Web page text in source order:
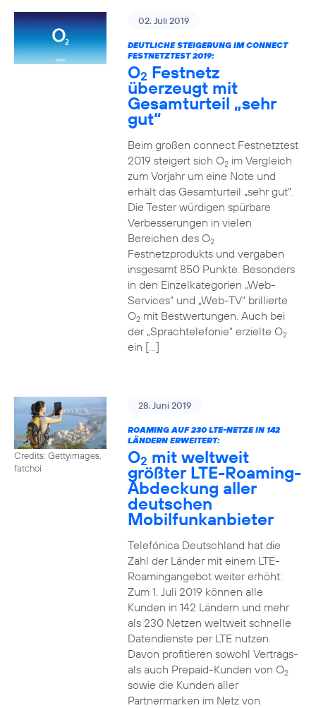
02. Juli 2019
DEUTLICHE STEIGERUNG IM CONNECT
FESTNETZTEST 2019:
O2 Festnetz
überzeugt mit
Gesamturteil „sehr
gut“
Beim großen connect Festnetztest
2019 steigert sich O2im Vergleich
zum Vorjahr um eine Note und
erhält das Gesamturteil „sehr gut“.
Die Tester würdigen spürbare
Verbesserungen in vielen
Bereichen des O2
Festnetzprodukts und vergaben
insgesamt 850 Punkte. Besonders
in den Einzelkategorien „Web-
Services“ und „Web-TV“ brillierte
O2mit Bestwertungen. Auch bei
der „Sprachtelefonie“ erzielte O2
ein […]
Credits: Gettyimages,
fatchoi
28. Juni 2019
ROAMING AUF 230 LTE-NETZE IN 142
LÄNDERN ERWEITERT:
O2 mit weltweit
größter LTE-Roaming-
Abdeckung aller
deutschen
Mobilfunkanbieter
Telefónica Deutschland hat die
Zahl der Länder mit einem LTE-
Roamingangebot weiter erhöht:
Zum 1. Juli 2019 können alle
Kunden in 142 Ländern und mehr
als 230 Netzen weltweit schnelle
Datendienste per LTE nutzen.
Davon profitieren sowohl Vertrags-
als auch Prepaid-Kunden von O2
sowie die Kunden aller
Partnermarken im Netz von